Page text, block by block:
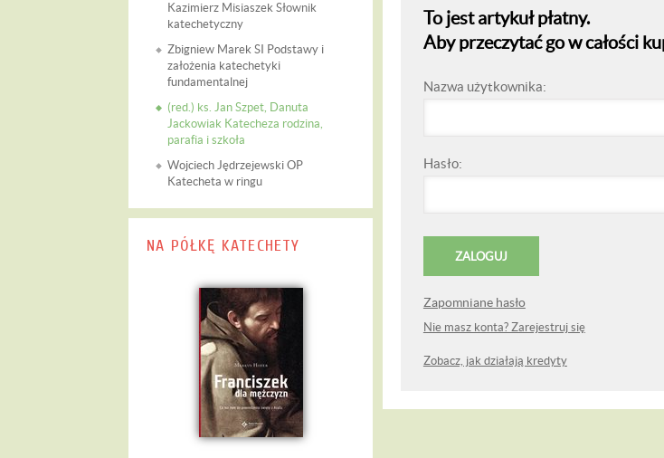
Kazimierz Misiaszek Słownik
katechetyczny
Zbigniew Marek SI Podstawy i
założenia katechetyki
fundamentalnej
(red.) ks. Jan Szpet, Danuta
Jackowiak Katecheza rodzina,
parafia i szkoła
Wojciech Jędrzejewski OP
Katecheta w ringu
NA PÓŁKĘ KATECHETY
To jest artykuł płatny.
Aby przeczytać go w całości
Nazwa użytkownika:
Hasło:
Zapomniane hasło
Nie masz konta? Zarejestruj się
Zobacz, jak działają kredyty